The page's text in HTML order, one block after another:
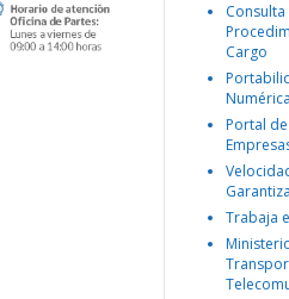
Consulta
Cargo
Portal
Trabaja